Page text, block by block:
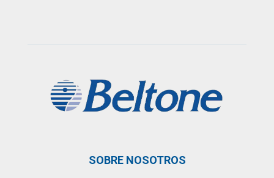
SOBRE NOSOTROS